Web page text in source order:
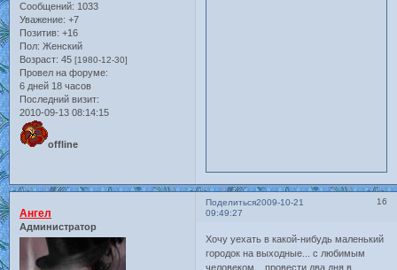
Сообщений: 1033
Уважение: +7
Позитив: +16
Пол: Женский
Возраст: 45 [1980-12-30]
Провел на форуме:
6 дней 18 часов
Последний визит:
2010-09-13 08:14:15
offline
Поделиться 16
2009-10-21
09:49:27
Ангел
Администратор
Хочу уехать в какой-нибудь маленький
городок на выходные... с любимым
человеком... провести два дня в